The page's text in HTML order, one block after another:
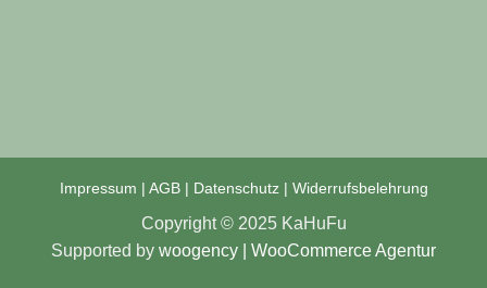
Impressum | AGB| Datenschutz| Widerrufsbelehrung
Copyright © 2025 KaHuFu
Supported by woogency | WooCommerceAgentur